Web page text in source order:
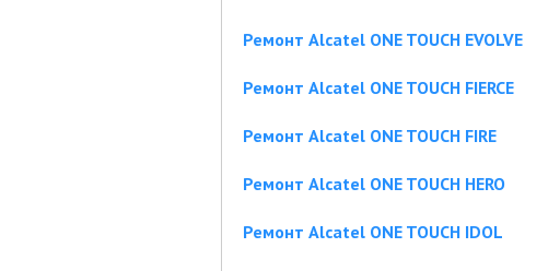
Ремонт Alcatel ONE TOUCH EVOLVE
Ремонт Alcatel ONE TOUCH FIERCE
Ремонт Alcatel ONE TOUCH FIRE
Ремонт Alcatel ONE TOUCH HERO
Ремонт Alcatel ONE TOUCH IDOL